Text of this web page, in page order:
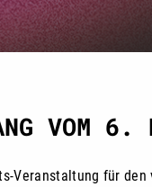
VOM
Veranstaltung für